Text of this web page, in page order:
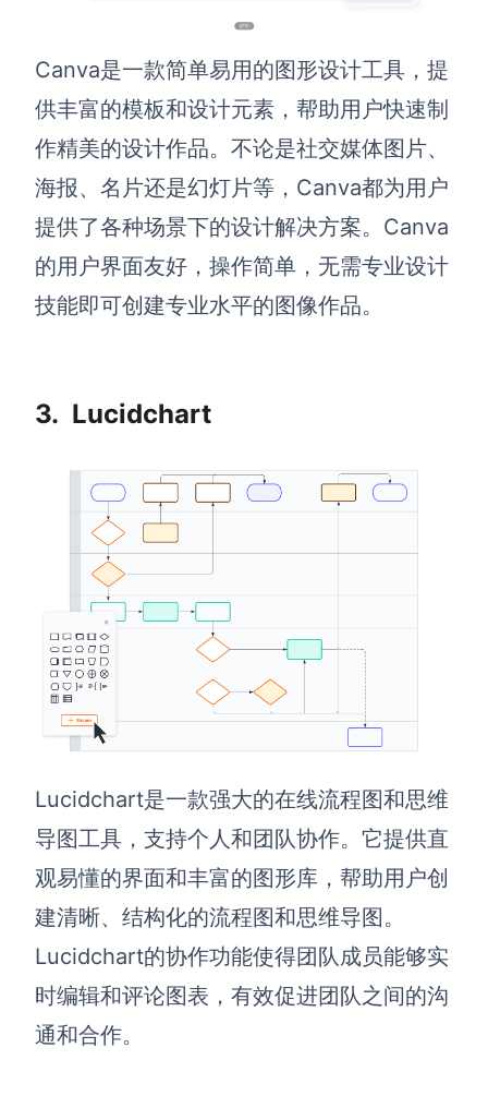
AI生成流程图
AI生成用户旅程图
AI生成鱼骨图
AI生成甘特图
AI生成组织结构图
AI生成商业画布
AI生成SWOT分析
AI生成PEST分析
AI生成5Why分析
AI生成平衡计分卡
AI生成时间管理四象限
AI生成胜任力模型
数据分析与策略
AI生成用户画像
AI生成Smart分析
AI生成波士顿矩阵
AI生成波特五力模型
AI生成4P营销理论模型
AI生成竞品分析
AI生成安索夫矩阵
AI生成Grow模型
AI生成AARRR模型
AI生成图片
AI写作
模板社区
企业服务
管理功能定制 · 专业部署方案
Canva是一款简单易用的图形设计工具，提
供丰富的模板和设计元素，帮助用户快速制
作精美的设计作品。不论是社交媒体图片、
海报、名片还是幻灯片等，Canva都为用户
提供了各种场景下的设计解决方案。Canva
的用户界面友好，操作简单，无需专业设计
技能即可创建专业水平的图像作品。
3. Lucidchart
Lucidchart是一款强大的在线流程图和思维
导图工具，支持个人和团队协作。它提供直
观易懂的界面和丰富的图形库，帮助用户创
建清晰、结构化的流程图和思维导图。
Lucidchart的协作功能使得团队成员能够实
时编辑和评论图表，有效促进团队之间的沟
通和合作。